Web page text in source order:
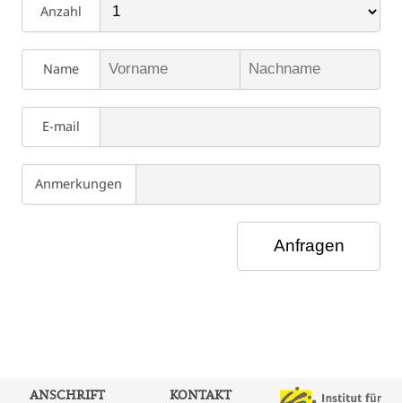
Anzahl
Name
E-mail
Anmerkungen
ANSCHRIFT KONTAKT